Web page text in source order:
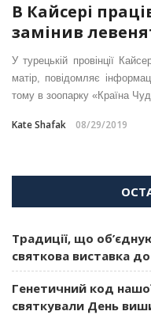
В Кайсері
замінив
У турецькій провінції
матір, повідомляє
тому в зоопарку «Країна
Kate Shafak 08/29/2019
Традиції, що
святкова виставка
Генетичний код
святкували День